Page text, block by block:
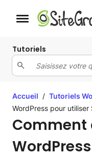
Bouton de navigation mobile
Tutoriels
Accueil / Tutoriels
WordPress pour utiliser
Comment